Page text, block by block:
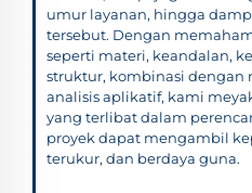
umur layanan, hingga
tersebut. Dengan
seperti materi, keandalan,
struktur, kombinasi dengan
analisis aplikatif, kami
yang terlibat dalam
proyek dapat mengambil
terukur, dan berdaya guna.